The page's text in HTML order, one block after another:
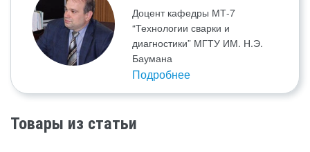
Доцент кафедры МТ-7
“Технологии сварки и
диагностики” МГТУ ИМ. Н.Э.
Баумана
Подробнее
Товары из статьи